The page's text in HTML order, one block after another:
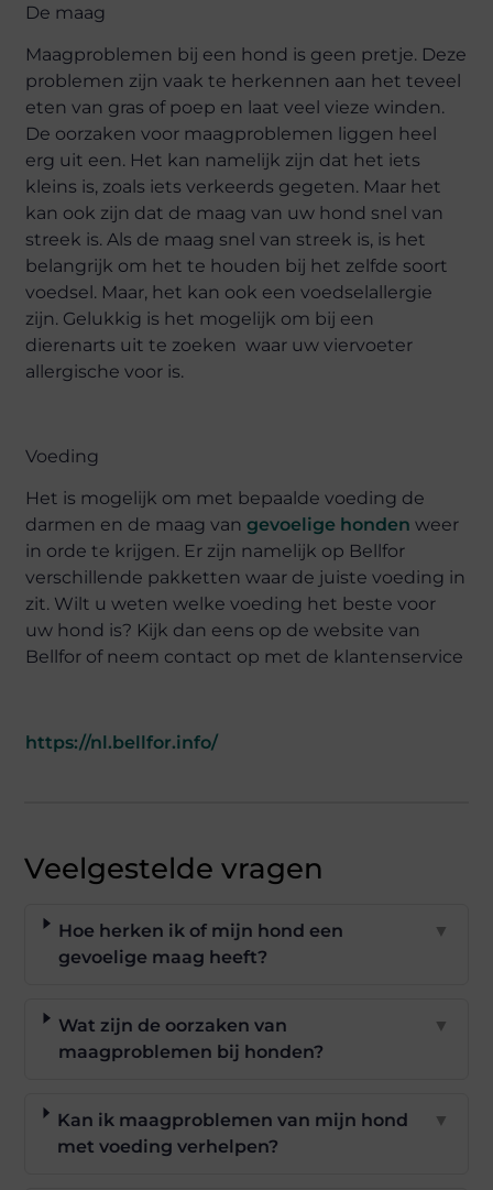
De maag
Maagproblemen bij een hond is geen pretje. Deze
problemen zijn vaak te herkennen aan het teveel
eten van gras of poep en laat veel vieze winden.
De oorzaken voor maagproblemen liggen heel
erg uit een. Het kan namelijk zijn dat het iets
kleins is, zoals iets verkeerds gegeten. Maar het
kan ook zijn dat de maag van uw hond snel van
streek is. Als de maag snel van streek is, is het
belangrijk om het te houden bij het zelfde soort
voedsel. Maar, het kan ook een voedselallergie
zijn. Gelukkig is het mogelijk om bij een
dierenarts uit te zoeken waar uw viervoeter
allergische voor is.
Voeding
Het is mogelijk om met bepaalde voeding de
darmen en de maag vangevoelige honden weer
in orde te krijgen. Er zijn namelijk op Bellfor
verschillende pakketten waar de juiste voeding in
zit. Wilt u weten welke voeding het beste voor
uw hond is? Kijk dan eens op de website van
Bellfor of neem contact op met de klantenservice
https://nl.bellfor.info/
Veelgestelde vragen
Hoe herken ik of mijn hond een
gevoelige maag heeft?
▼
Wat zijn de oorzaken van
maagproblemen bij honden?
▼
Kan ik maagproblemen van mijn hond
met voeding verhelpen?
▼